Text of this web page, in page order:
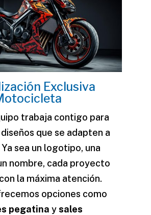
Exclusiva
trabaja contigo para
que se adapten a
sea un logotipo, una
nombre, cada proyecto
la máxima atención.
opciones como
pegatina y sales